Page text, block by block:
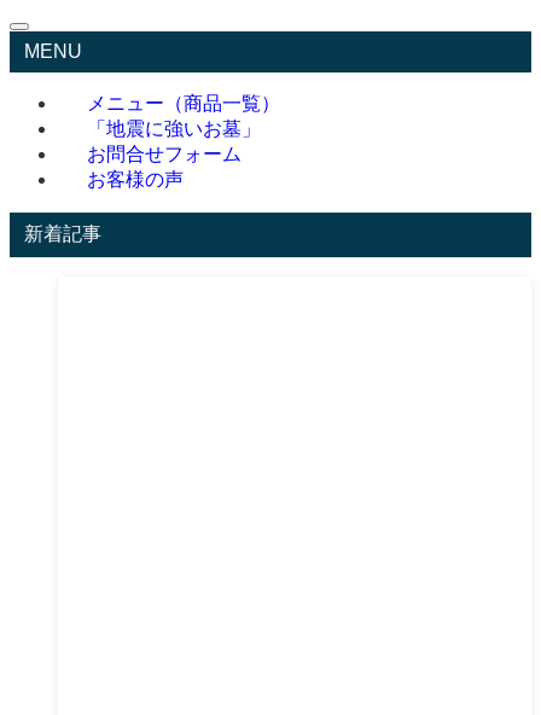
MENU
メニュー（商品一覧）
「地震に強いお墓」
お問合せフォーム
お客様の声
新着記事